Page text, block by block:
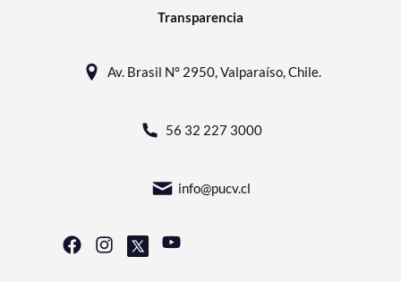
Transparencia
Av. Brasil N° 2950, Valparaíso, Chile.
56 32 227 3000
info@pucv.cl